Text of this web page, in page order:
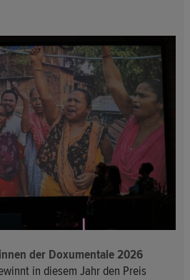
der Doxumentale 2026
in diesem Jahr den Preis